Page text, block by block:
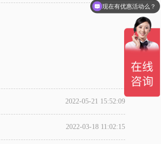
2022-05-21 15:52:09
2022-03-18 11:02:15
现在有优惠活动么？